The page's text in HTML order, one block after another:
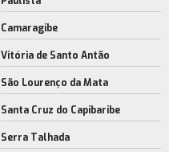
Camaragibe
Vitória de Santo Antão
São Lourenço da Mata
Santa Cruz do Capibaribe
Serra Talhada